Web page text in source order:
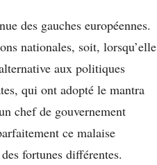
des gauches européennes.
nationales, soit, lorsqu’elle
aux politiques
qui ont adopté le mantra
chef de gouvernement
ce malaise
fortunes différentes.